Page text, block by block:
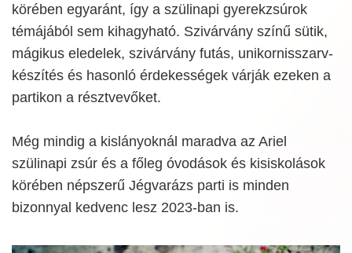
körében egyaránt, így a szülinapi gyerekzsúrok
témájából sem kihagyható. Szivárvány színű sütik,
mágikus eledelek, szivárvány futás, unikornisszarv-
készítés és hasonló érdekességek várják ezeken a
partikon a résztvevőket.
Még mindig a kislányoknál maradva az Ariel
szülinapi zsúr és a főleg óvodások és kisiskolások
körében népszerű Jégvarázs parti is minden
bizonnyal kedvenc lesz 2023-ban is.